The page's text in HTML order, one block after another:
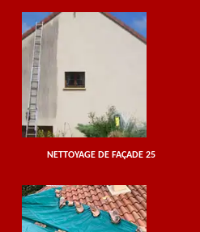
NETTOYAGE DE FAÇADE 25